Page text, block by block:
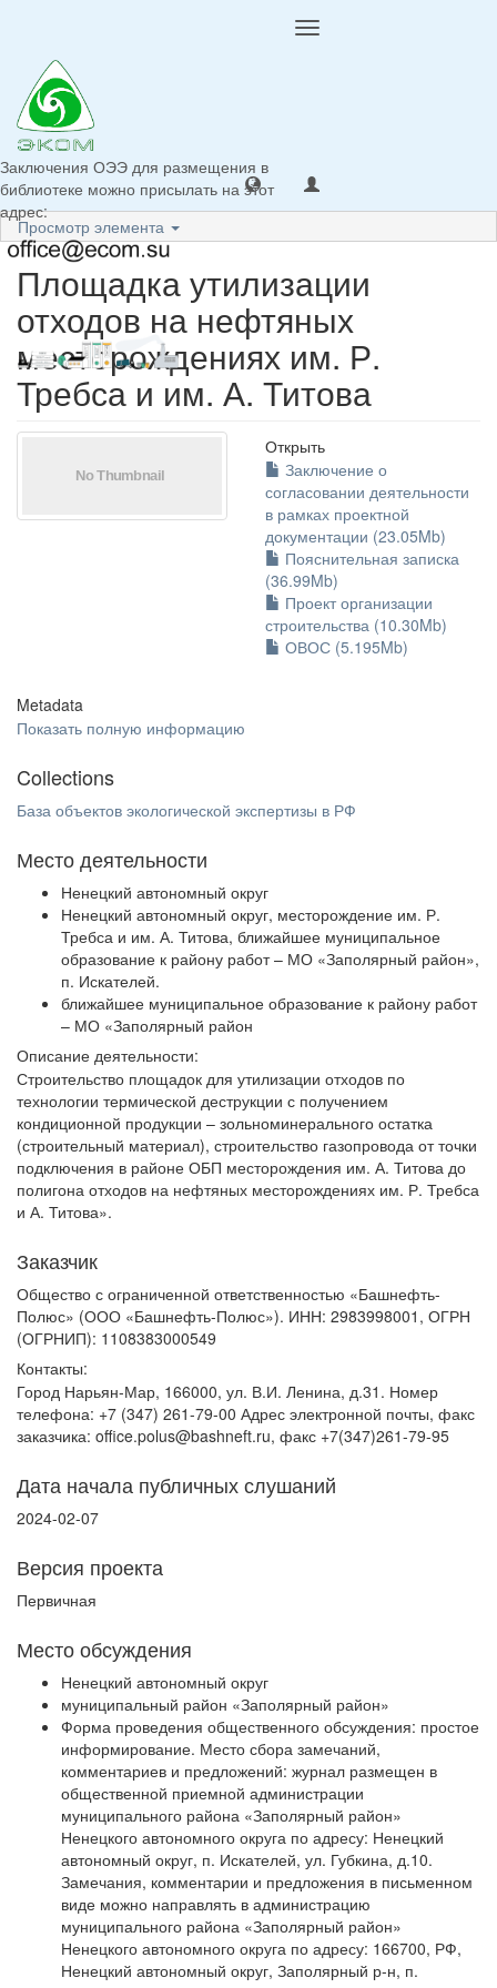
Toggle
Заключения ОЭЭ для размещения в
библиотеке можно присылать на этот
адрес:
Просмотр элемента
Площадка утилизации
отходов на нефтяных
месторождениях им. Р.
Требса и им. А. Титова
Открыть
Заключение о
согласовании деятельности
в рамках проектной
документации (23.05Mb)
Пояснительная записка
(36.99Mb)
Проект организации
строительства (10.30Mb)
ОВОС (5.195Mb)
Metadata
Показать полную информацию
Collections
База объектов экологической экспертизы в РФ
Место деятельности
Ненецкий автономный округ
Ненецкий автономный округ, месторождение им. Р.
Требса и им. А. Титова, ближайшее муниципальное
образование к району работ – МО «Заполярный район»,
п. Искателей.
ближайшее муниципальное образование к району работ
– МО «Заполярный район
Описание деятельности:
Строительство площадок для утилизации отходов по
технологии термической деструкции с получением
кондиционной продукции – зольноминерального остатка
(строительный материал), строительство газопровода от точки
подключения в районе ОБП месторождения им. А. Титова до
полигона отходов на нефтяных месторождениях им. Р. Требса
и А. Титова».
Заказчик
Общество с ограниченной ответственностью «Башнефть-
Полюс» (ООО «Башнефть-Полюс»). ИНН: 2983998001, ОГРН
(ОГРНИП): 1108383000549
Контакты:
Город Нарьян-Мар, 166000, ул. В.И. Ленина, д.31. Номер
телефона: +7 (347) 261-79-00 Адрес электронной почты, факс
заказчика: office.polus@bashneft.ru, факс +7(347)261-79-95
Дата начала публичных слушаний
2024-02-07
Версия проекта
Первичная
Место обсуждения
Ненецкий автономный округ
муниципальный район «Заполярный район»
Форма проведения общественного обсуждения: простое
информирование. Место сбора замечаний,
комментариев и предложений: журнал размещен в
общественной приемной администрации
муниципального района «Заполярный район»
Ненецкого автономного округа по адресу: Ненецкий
автономный округ, п. Искателей, ул. Губкина, д.10.
Замечания, комментарии и предложения в письменном
виде можно направлять в администрацию
муниципального района «Заполярный район»
Ненецкого автономного округа по адресу: 166700, РФ,
Ненецкий автономный округ, Заполярный р-н, п.